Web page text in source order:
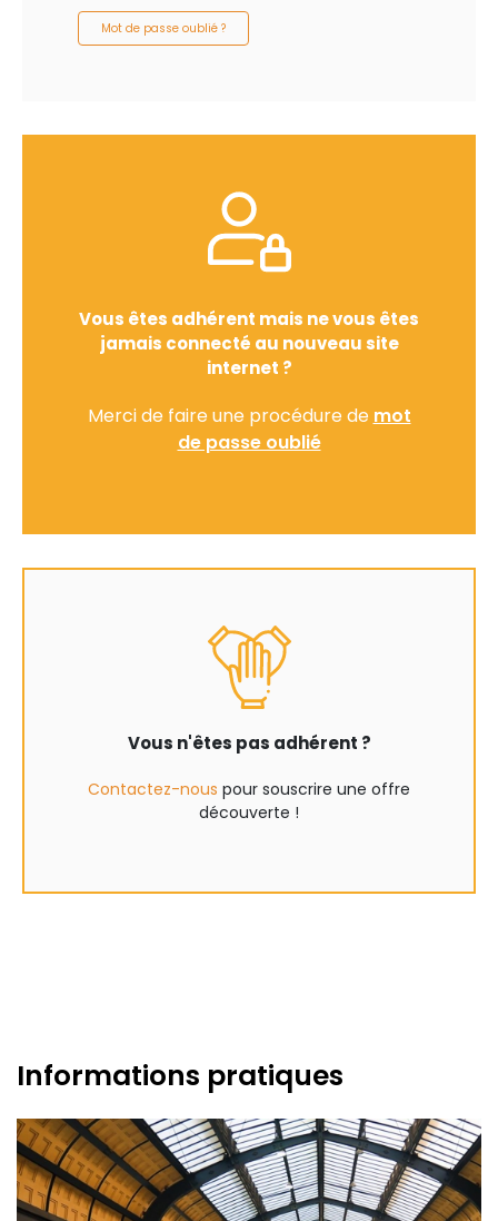
Mot de passe oublié ?
Vous êtes adhérent mais ne vous êtes
jamais connecté au nouveau site
internet ?
Merci de faire une procédure de mot
de passe oublié
Vous n'êtes pas adhérent ?
Contactez-nous pour souscrire une offre
découverte !
Informations pratiques